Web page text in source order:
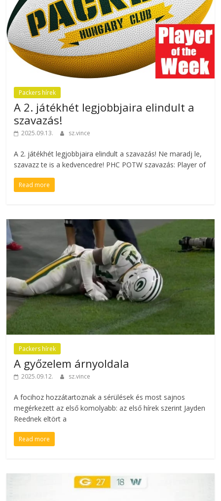
Packers hírek
A 2. játékhét legjobbjaira elindult a
szavazás!
2025.09.13. sz.vince
A 2. játékhét legjobbjaira elindult a szavazás! Ne maradj le,
szavazz te is a kedvencedre! PHC POTW szavazás: Player of
Read more
Packers hírek
A győzelem árnyoldala
2025.09.12. sz.vince
A focihoz hozzátartoznak a sérülések és most sajnos
megérkezett az első komolyabb: az első hírek szerint Jayden
Reednek eltört a
Read more